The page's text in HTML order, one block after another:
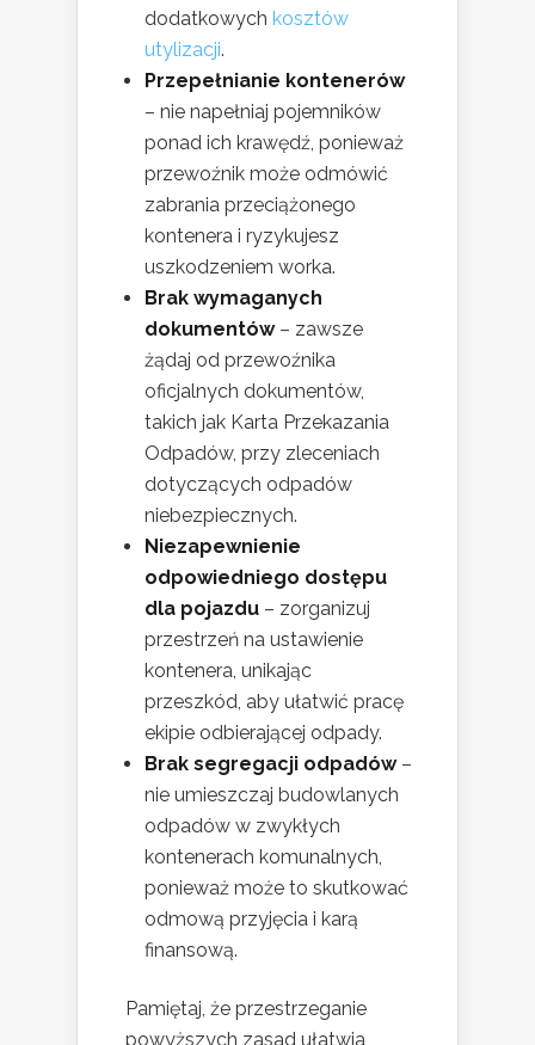
dodatkowych kosztów
utylizacji.
Przepełnianie kontenerów
– nie napełniaj pojemników
ponad ich krawędź, ponieważ
przewoźnik może odmówić
zabrania przeciążonego
kontenera i ryzykujesz
uszkodzeniem worka.
Brak wymaganych
dokumentów– zawsze
żądaj od przewoźnika
oficjalnych dokumentów,
takich jak Karta Przekazania
Odpadów, przy zleceniach
dotyczących odpadów
niebezpiecznych.
Niezapewnienie
odpowiedniego dostępu
dla pojazdu – zorganizuj
przestrzeń na ustawienie
kontenera, unikając
przeszkód, aby ułatwić pracę
ekipie odbierającej odpady.
Brak segregacji odpadów–
nie umieszczaj budowlanych
odpadów w zwykłych
kontenerach komunalnych,
ponieważ może to skutkować
odmową przyjęcia i karą
finansową.
Pamiętaj, że przestrzeganie
powyższych zasad ułatwia